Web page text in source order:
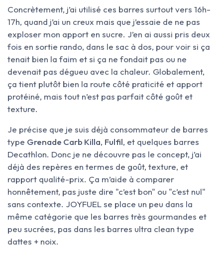
Concrètement, j’ai utilisé ces barres surtout vers 16h-
17h, quand j’ai un creux mais que j’essaie de ne pas
exploser mon apport en sucre. J’en ai aussi pris deux
fois en sortie rando, dans le sac à dos, pour voir si ça
tenait bien la faim et si ça ne fondait pas ou ne
devenait pas dégueu avec la chaleur. Globalement,
ça tient plutôt bien la route côté praticité et apport
protéiné, mais tout n’est pas parfait côté goût et
texture.
Je précise que je suis déjà consommateur de barres
type Grenade Carb Killa, Fulfil, et quelques barres
Decathlon. Donc je ne découvre pas le concept, j’ai
déjà des repères en termes de goût, texture, et
rapport qualité-prix. Ça m’aide à comparer
honnêtement, pas juste dire "c’est bon" ou "c’est nul"
sans contexte. JOYFUEL se place un peu dans la
même catégorie que les barres très gourmandes et
peu sucrées, pas dans les barres ultra clean type
dattes + noix.